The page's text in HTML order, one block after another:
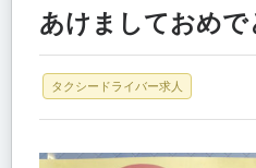
あけましておめ
タクシードライバー求人